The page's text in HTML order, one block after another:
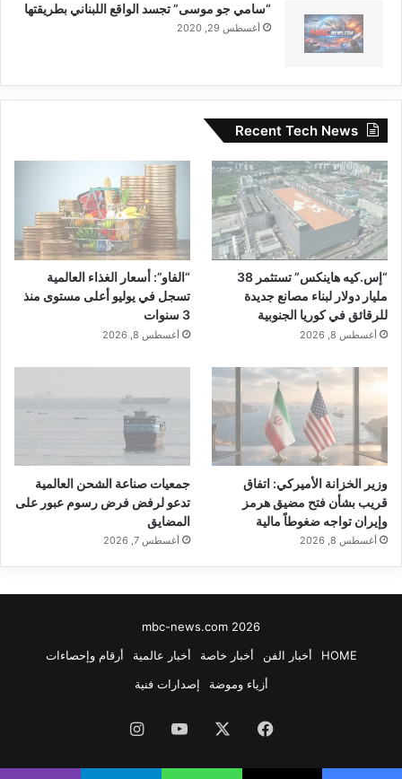
“سامي جو موسى” تجسد الواقع اللبناني بطريقتها
أغسطس 29, 2020
Recent Tech News
“إس.كيه هاينكس” تستثمر 38
مليار دولار لبناء مصانع جديدة
للرقائق في كوريا الجنوبية
أغسطس 8, 2026
“الفاو”: أسعار الغذاء العالمية
تسجل في يوليو أعلى مستوى منذ
3 سنوات
أغسطس 8, 2026
وزير الخزانة الأميركي: اتفاق
قريب بشأن فتح مضيق هرمز
وإيران تواجه ضغوطاً مالية
أغسطس 8, 2026
جمعيات صناعة الشحن العالمية
تدعو لرفض فرض رسوم عبور على
المضايق
أغسطس 7, 2026
mbc-news.com 2026
HOME
أخبار الفن أخبار خاصة أخبار عالمية
أرقام وإحصاءات
أزياء وموضة
إصدارات فنية
فيسبوك ‫YouTube